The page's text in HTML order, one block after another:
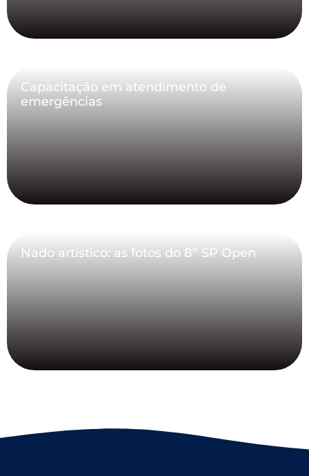
Capacitação em atendimento de
emergências
Nado artístico: as fotos do 8º SP Open